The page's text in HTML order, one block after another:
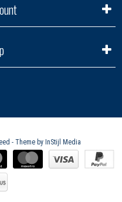
- Theme by InStijl Media